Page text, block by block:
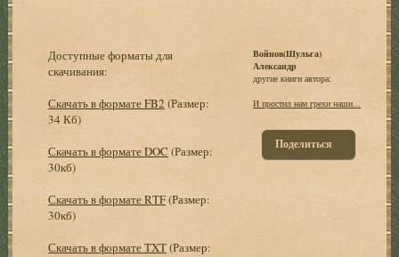
Доступные форматы для
скачивания:
Скачать в формате FB2 (Размер:
34 Кб)
Скачать в формате DOC (Размер:
30кб)
Скачать в формате RTF(Размер:
30кб)
Скачать в формате TXT(Размер:
Войнов(Шульга)
Александр
другие книги автора:
И простил нам грехи наши...
Поделиться